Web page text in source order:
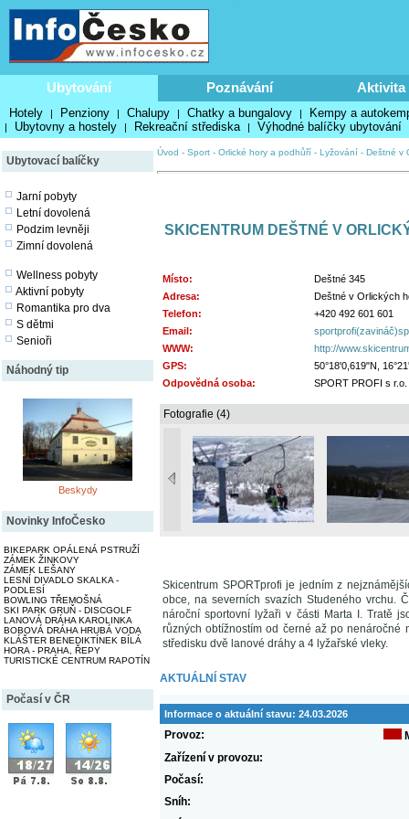
Ubytování Poznávání Aktivita
Hotely | Penziony | Chalupy | Chatky a bungalovy | Kempy a
| Ubytovny a hostely | Rekreační střediska | Výhodné balíčky ubytování
Ubytovací balíčky
Jarní pobyty
Letní dovolená
Podzim levněji
Zimní dovolená
Wellness pobyty
Aktivní pobyty
Romantika pro dva
S dětmi
Senioři
Náhodný tip
Beskydy
Novinky InfoČesko
BIKEPARK OPÁLENÁ PSTRUŽÍ
ZÁMEK ŽINKOVY
ZÁMEK LEŠANY
LESNÍ DIVADLO SKALKA -
PODLESÍ
BOWLING TŘEMOŠNÁ
SKI PARK GRUŇ - DISCGOLF
LANOVÁ DRÁHA KAROLINKA
BOBOVÁ DRÁHA HRUBÁ VODA
KLÁŠTER BENEDIKTÍNEK BÍLÁ
HORA - PRAHA, ŘEPY
TURISTICKÉ CENTRUM RAPOTÍN
Počasí v ČR
Úvod - Sport - Orlické hory a podhůří - Lyžování - Deštné v
SKICENTRUM DEŠTNÉ V
Místo:
Deštné 345
Adresa:
Deštné v Orlických
Telefon:
+420 492 601 601
Email:
WWW:
http://
GPS:
50°18'0,619"N,
Odpovědná osoba:
SPORT PROFI s r.o.
Fotografie (4)
Skicentrum SPORTprofi je jedním z
obce, na severních svazích Studeného
nároční sportovní lyžaři v části Marta I. Tratě
různých obtížnostím od černé až po nenáročné
středisku dvě lanové dráhy a 4 lyžařské vleky.
AKTUÁLNÍ STAV
Informace o aktuální stavu: 24.03.2026
Provoz:
Zařízení v provozu:
Počasí:
Sníh: